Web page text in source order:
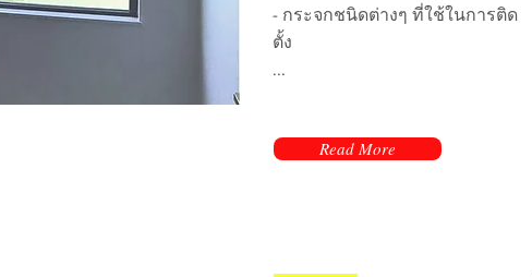
- กระจกชนิดต่างๆ ที่ใช้ในการติด
ตั้ง
...
Read More